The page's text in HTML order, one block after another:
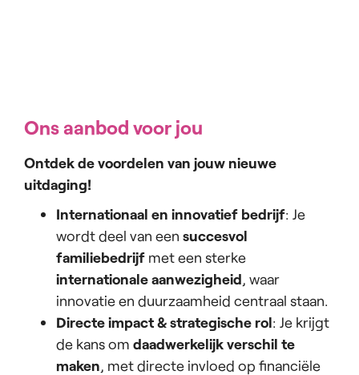
Ons aanbod voor jou
Ontdek de voordelen van jouw nieuwe
uitdaging!
Internationaal en innovatief bedrijf: Je
wordt deel van een succesvol
familiebedrijf met een sterke
internationale aanwezigheid, waar
innovatie en duurzaamheid centraal staan.
Directe impact & strategische rol: Je krijgt
de kans om daadwerkelijk verschil te
maken, met directe invloed op financiële